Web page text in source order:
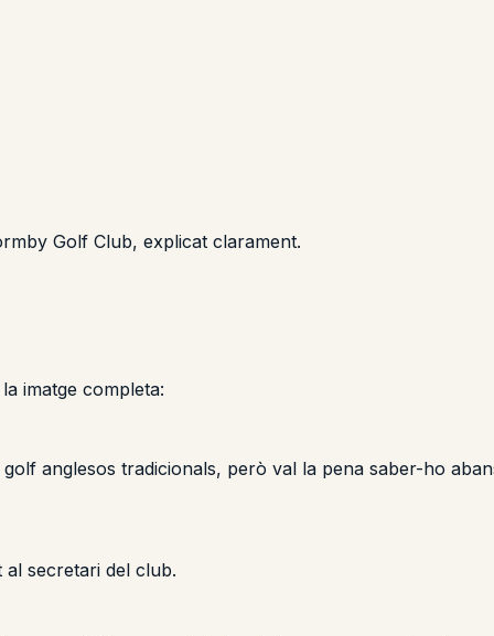
Golf Club, explicat clarament.
imatge completa:
anglesos tradicionals, però val la pena saber-ho
secretari del club.